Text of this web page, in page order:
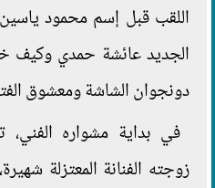
اللقب قبل إسم محمود
الجديد عائشة حمدي وكيف
دونجوان الشاشة ومعشوق
في بداية مشواره
زوجته الفنانة المعتزلة